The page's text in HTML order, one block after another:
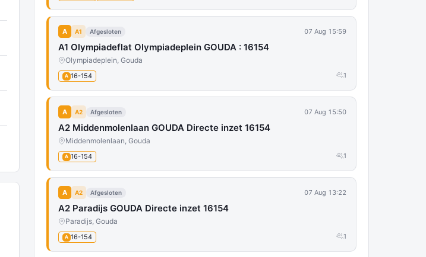
A A1 Afgesloten 07 Aug 15:59
A1 Olympiadeflat Olympiadeplein GOUDA : 16154
Olympiadeplein, Gouda
A 16-154 1
A A2 Afgesloten 07 Aug 15:50
A2 Middenmolenlaan GOUDA Directe inzet 16154
Middenmolenlaan, Gouda
A 16-154 1
A A2 Afgesloten 07 Aug 13:22
A2 Paradijs GOUDA Directe inzet 16154
Paradijs, Gouda
A 16-154 1